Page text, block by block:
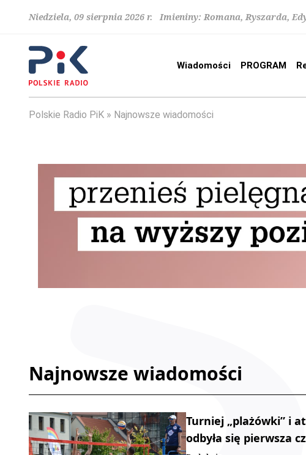
Niedziela, 09 sierpnia 2026 r. Imieniny: Romana, Ryszarda,
Wiadomości PROGRAM
Polskie Radio PiK Najnowsze wiadomości
Najnowsze wiadomości
Turniej „plażówki” i
odbyła się pierwsza